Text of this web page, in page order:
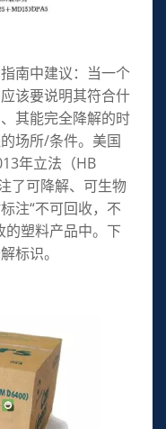
南中建议：当一个
该要说明其符合什
其能完全降解的时
场所/条件。美国
年立法（HB
了可降解、可生物
注“不可回收，不
的塑料产品中。下
标识。